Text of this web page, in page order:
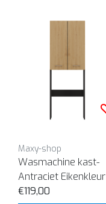
Maxy-shop
Wasmachine kast-
Antraciet Eikenkleur
DD
€119,00